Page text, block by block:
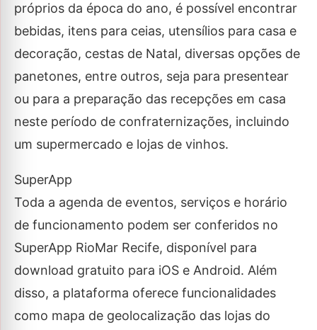
próprios da época do ano, é possível encontrar
bebidas, itens para ceias, utensílios para casa e
decoração, cestas de Natal, diversas opções de
panetones, entre outros, seja para presentear
ou para a preparação das recepções em casa
neste período de confraternizações, incluindo
um supermercado e lojas de vinhos.
SuperApp
Toda a agenda de eventos, serviços e horário
de funcionamento podem ser conferidos no
SuperApp RioMar Recife, disponível para
download gratuito para iOS e Android. Além
disso, a plataforma oferece funcionalidades
como mapa de geolocalização das lojas do